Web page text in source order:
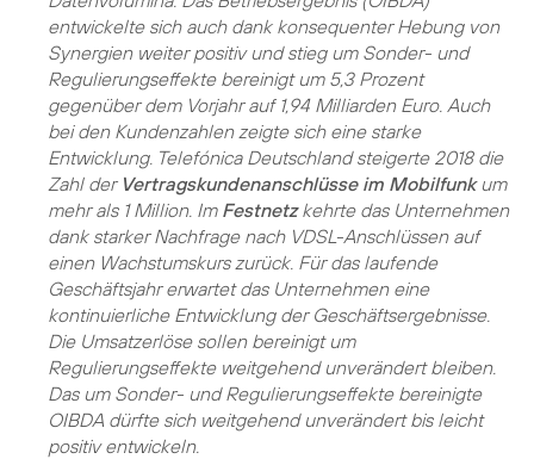
entwickelte sich auch dank konsequenter Hebung von
Synergien weiter positiv und stieg um Sonder- und
Regulierungseffekte bereinigt um 5,3 Prozent
gegenüber dem Vorjahr auf 1,94 Milliarden Euro. Auch
bei den Kundenzahlen zeigte sich eine starke
Entwicklung. Telefónica Deutschland steigerte 2018 die
Zahl der Vertragskundenanschlüsse im Mobilfunkum
mehr als 1 Million. Im Festnetzkehrte das Unternehmen
dank starker Nachfrage nach VDSL-Anschlüssen auf
einen Wachstumskurs zurück. Für das laufende
Geschäftsjahr erwartet das Unternehmen eine
kontinuierliche Entwicklung der Geschäftsergebnisse.
Die Umsatzerlöse sollen bereinigt um
Regulierungseffekte weitgehend unverändert bleiben.
Das um Sonder- und Regulierungseffekte bereinigte
OIBDA dürfte sich weitgehend unverändert bis leicht
positiv entwickeln.